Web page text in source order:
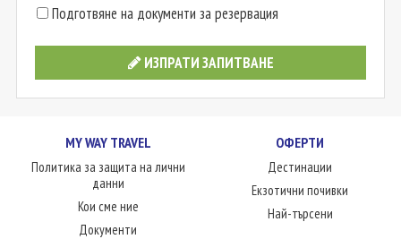
Подготвяне на документи за резервация
ИЗПРАТИ ЗАПИТВАНЕ
MY WAY TRAVEL
Политика за защита на лични
данни
Кои сме ние
Документи
ОФЕРТИ
Дестинации
Екзотични почивки
Най-търсени